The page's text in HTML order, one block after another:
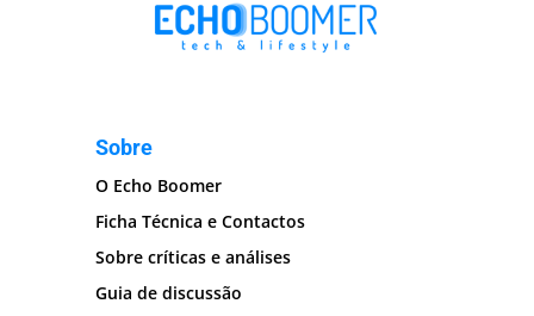
Sobre
O Echo Boomer
Ficha Técnica e Contactos
Sobre críticas e análises
Guia de discussão